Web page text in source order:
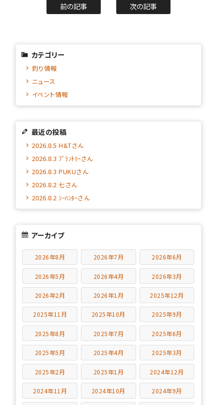
前の記事 次の記事
カテゴリー
釣り情報
ニュース
イベント情報
最近の投稿
2026.8.5 H&Tさん
2026.8.3 ﾌﾟﾗﾝﾄﾘｰさん
2026.8.3 PUKUさん
2026.8.2 七さん
2026.8.2 ｼｰﾊﾝﾀｰさん
アーカイブ
2026年8月 2026年7月 2026年6月
2026年5月 2026年4月 2026年3月
2026年2月 2026年1月 2025年12月
2025年11月 2025年10月 2025年9月
2025年8月 2025年7月 2025年6月
2025年5月 2025年4月 2025年3月
2025年2月 2025年1月 2024年12月
2024年11月 2024年10月 2024年9月